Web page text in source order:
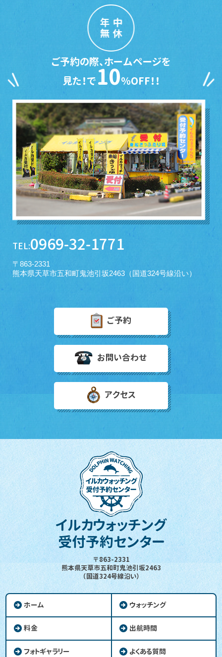
年中
無休
ご予約の際、ホームページを
見た！で10％OFF！！
TEL:0969-32-1771
〒863-2331
熊本県天草市五和町鬼池引坂2463（国道324号線沿い）
ご予約
お問い合わせ
アクセス
イルカウォッチング
受付予約センター
〒863-2331
熊本県天草市五和町鬼池引坂2463
（国道324号線沿い）
ホーム ウォッチング
料金 出航時間
フォトギャラリー よくある質問